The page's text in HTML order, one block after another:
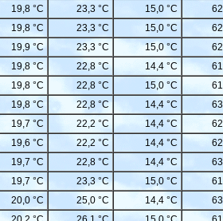
19,8 °C 23,3 °C 15,0 °C
19,8 °C 23,3 °C 15,0 °C
19,9 °C 23,3 °C 15,0 °C
19,8 °C 22,8 °C 14,4 °C
19,8 °C 22,8 °C 15,0 °C
19,8 °C 22,8 °C 14,4 °C
19,7 °C 22,2 °C 14,4 °C
19,6 °C 22,2 °C 14,4 °C
19,7 °C 22,8 °C 14,4 °C
19,7 °C 23,3 °C 15,0 °C
20,0 °C 25,0 °C 14,4 °C